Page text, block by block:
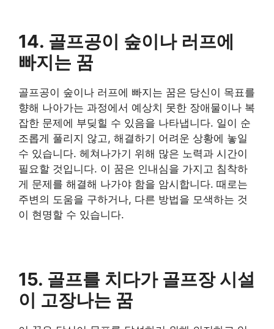
​14. 골프공이 숲이나 러프에
빠지는 꿈
​골프공이 숲이나 러프에 빠지는 꿈은 당신이 목표를
향해 나아가는 과정에서 예상치 못한 장애물이나 복
잡한 문제에 부딪힐 수 있음을 나타냅니다. 일이 순
조롭게 풀리지 않고, 해결하기 어려운 상황에 놓일
수 있습니다. 헤쳐나가기 위해 많은 노력과 시간이
필요할 것입니다. 이 꿈은 인내심을 가지고 침착하
게 문제를 해결해 나가야 함을 암시합니다. 때로는
주변의 도움을 구하거나, 다른 방법을 모색하는 것
이 현명할 수 있습니다.
​15. 골프를 치다가 골프장 시설
이 고장나는 꿈